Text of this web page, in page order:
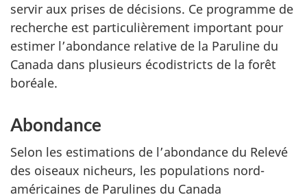
servir aux prises de décisions. Ce programme de
recherche est particulièrement important pour
estimer l’abondance relative de la Paruline du
Canada dans plusieurs écodistricts de la forêt
boréale.
Abondance
Selon les estimations de l’abondance du Relevé
des oiseaux nicheurs, les populations nord-
américaines de Parulines du Canada